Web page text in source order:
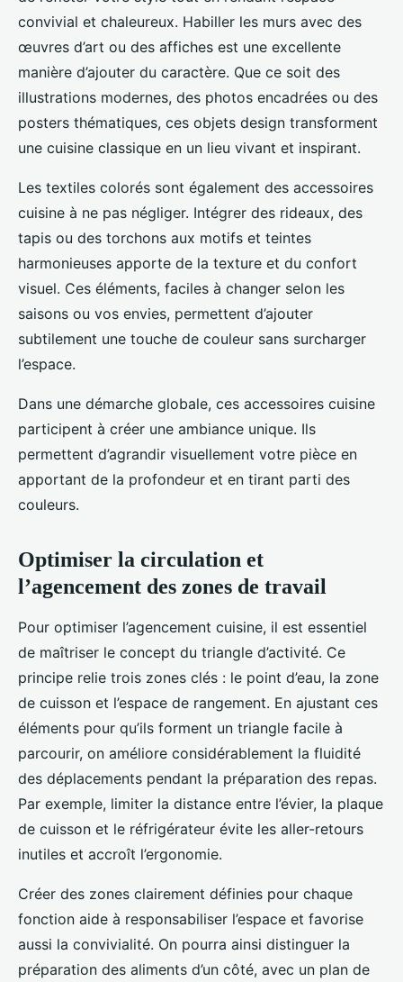
convivial et chaleureux. Habiller les murs avec des
œuvres d’art ou des affiches est une excellente
manière d’ajouter du caractère. Que ce soit des
illustrations modernes, des photos encadrées ou des
posters thématiques, ces objets design transforment
une cuisine classique en un lieu vivant et inspirant.
Les textiles colorés sont également des accessoires
cuisine à ne pas négliger. Intégrer des rideaux, des
tapis ou des torchons aux motifs et teintes
harmonieuses apporte de la texture et du confort
visuel. Ces éléments, faciles à changer selon les
saisons ou vos envies, permettent d’ajouter
subtilement une touche de couleur sans surcharger
l’espace.
Dans une démarche globale, ces accessoires cuisine
participent à créer une ambiance unique. Ils
permettent d’agrandir visuellement votre pièce en
apportant de la profondeur et en tirant parti des
couleurs.
Optimiser la circulation et
l’agencement des zones de travail
Pour optimiser l’agencement cuisine, il est essentiel
de maîtriser le concept du triangle d’activité. Ce
principe relie trois zones clés : le point d’eau, la zone
de cuisson et l’espace de rangement. En ajustant ces
éléments pour qu’ils forment un triangle facile à
parcourir, on améliore considérablement la fluidité
des déplacements pendant la préparation des repas.
Par exemple, limiter la distance entre l’évier, la plaque
de cuisson et le réfrigérateur évite les aller-retours
inutiles et accroît l’ergonomie.
Créer des zones clairement définies pour chaque
fonction aide à responsabiliser l’espace et favorise
aussi la convivialité. On pourra ainsi distinguer la
préparation des aliments d’un côté, avec un plan de